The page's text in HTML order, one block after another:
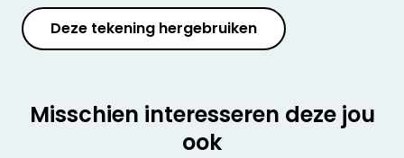
Deze tekening hergebruiken
Misschien interesseren deze jou
ook